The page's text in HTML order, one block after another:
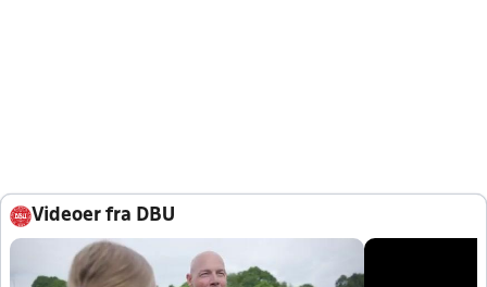
Videoer fra DBU